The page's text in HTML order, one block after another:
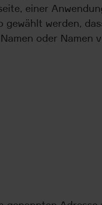
einer
werden,
oder Namen